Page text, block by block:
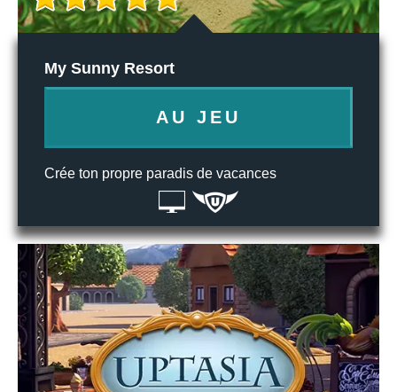
My Sunny Resort
AU JEU
Crée ton propre paradis de vacances